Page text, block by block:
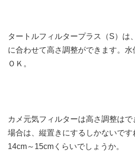
タートルフィルタープラス（S）は
に合わせて高さ調整ができます。
ＯＫ。
カメ元気フィルターは高さ調整は
場合は、縦置きにするしかないで
14cm～15cmくらいでしょうか。